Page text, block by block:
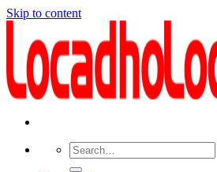
Skip to content